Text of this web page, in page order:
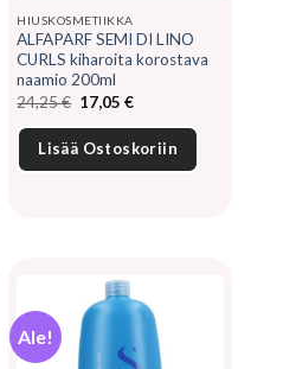
HIUSKOSMETIIKKA
ALFAPARF SEMI DI LINO
CURLS kiharoita korostava
naamio 200ml
24,25€ Alkuperäinen
hinta
oli:
24,25 €.
17,05€Nykyinen
on:
17,05 €.
Lisää Ostoskoriin
Ale!